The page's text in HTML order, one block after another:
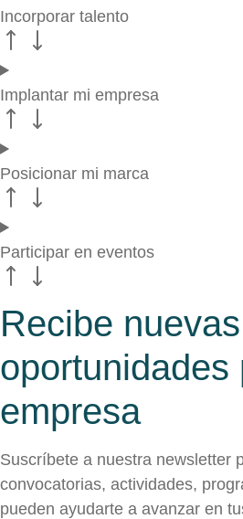
Incorporar talento
Implantar mi empresa
Posicionar mi marca
Participar en eventos
Recibe nuevas
oportunidades
empresa
Suscríbete a nuestra newsletter
convocatorias, actividades,
pueden ayudarte a avanzar en